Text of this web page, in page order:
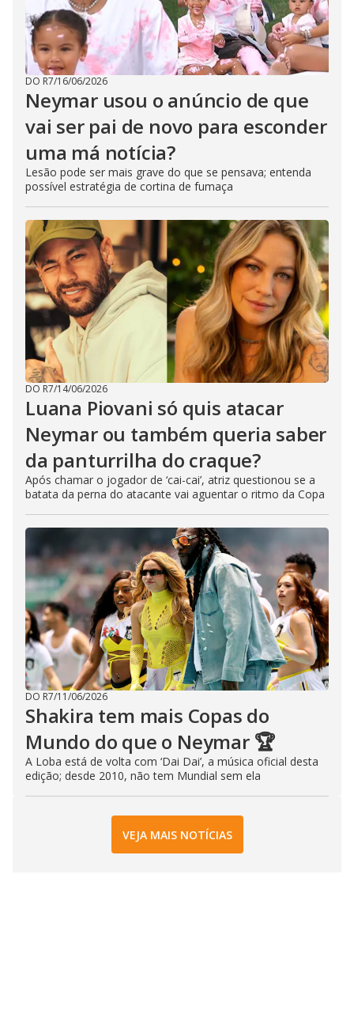
DO R7/16/06/2026
Neymar usou o anúncio de que
vai ser pai de novo para esconder
uma má notícia?
Lesão pode ser mais grave do que se pensava; entenda
possível estratégia de cortina de fumaça
DO R7/14/06/2026
Luana Piovani só quis atacar
Neymar ou também queria saber
da panturrilha do craque?
Após chamar o jogador de ‘cai-cai’, atriz questionou se a
batata da perna do atacante vai aguentar o ritmo da Copa
DO R7/11/06/2026
Shakira tem mais Copas do
Mundo do que o Neymar 🏆
A Loba está de volta com ‘Dai Dai’, a música oficial desta
edição; desde 2010, não tem Mundial sem ela
VEJA MAIS NOTÍCIAS